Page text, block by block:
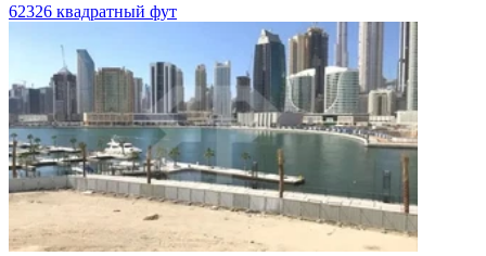
62326 квадратный фут